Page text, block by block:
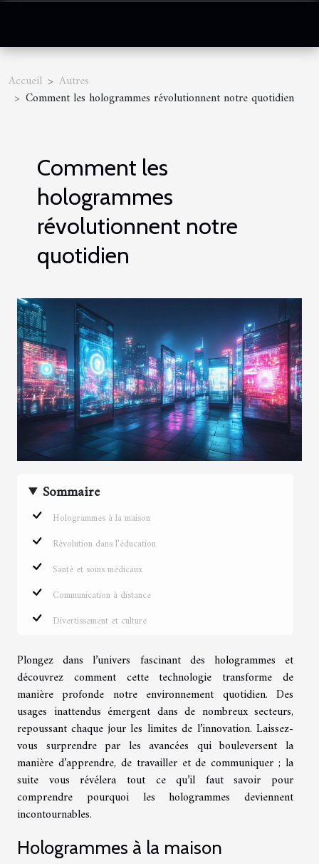
Accueil
Autres
Comment les hologrammes révolutionnent notre quotidien
Comment les
hologrammes
révolutionnent notre
quotidien
Sommaire
Hologrammes à la maison
Révolution dans l’éducation
Santé et soins médicaux
Communication à distance
Divertissement et culture
Plongez dans l’univers fascinant des hologrammes et
découvrez comment cette technologie transforme de
manière profonde notre environnement quotidien. Des
usages inattendus émergent dans de nombreux secteurs,
repoussant chaque jour les limites de l’innovation. Laissez-
vous surprendre par les avancées qui bouleversent la
manière d’apprendre, de travailler et de communiquer ; la
suite vous révélera tout ce qu’il faut savoir pour
comprendre pourquoi les hologrammes deviennent
incontournables.
Hologrammes à la maison